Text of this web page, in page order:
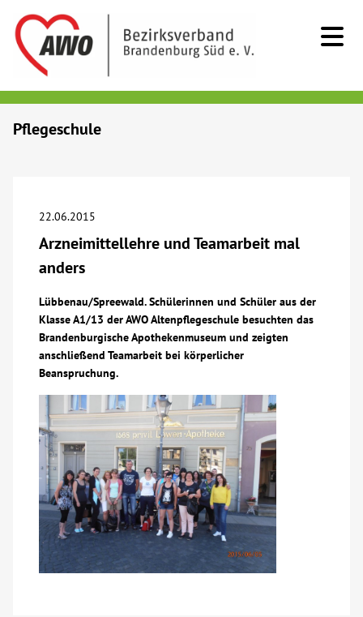
Beratung & Hilfe
Begegnung
Bildung
Über uns
Veranstaltungen
Spenden
Mitmachen
Karriere
Pflegeschule
22.06.2015
Arzneimittellehre und Teamarbeit mal
anders
Lübbenau/Spreewald. Schülerinnen und Schüler aus der
Klasse A1/13 der AWO Altenpflegeschule besuchten das
Brandenburgische Apothekenmuseum und zeigten
anschließend Teamarbeit bei körperlicher
Beanspruchung.